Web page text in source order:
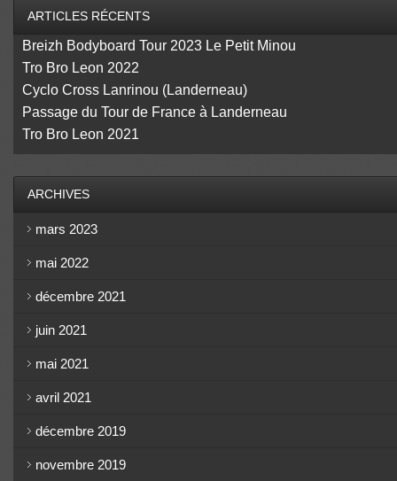
ARTICLES RÉCENTS
Breizh Bodyboard Tour 2023 Le Petit Minou
Tro Bro Leon 2022
Cyclo Cross Lanrinou (Landerneau)
Passage du Tour de France à Landerneau
Tro Bro Leon 2021
ARCHIVES
mars 2023
mai 2022
décembre 2021
juin 2021
mai 2021
avril 2021
décembre 2019
novembre 2019